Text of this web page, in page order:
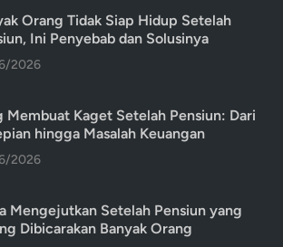
Orang Tidak Siap Hidup Setelah
Ini Penyebab dan Solusinya
2026
Membuat Kaget Setelah Pensiun: Dari
hingga Masalah Keuangan
2026
Mengejutkan Setelah Pensiun yang
Dibicarakan Banyak Orang